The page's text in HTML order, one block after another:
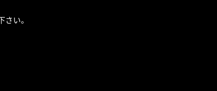
い。